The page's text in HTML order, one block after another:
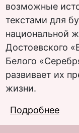
возможные
текстами для
национальной
Достоевского
Белого
развивает их
жизни.
Подробнее